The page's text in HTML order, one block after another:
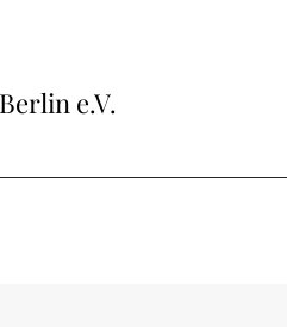
e.V.